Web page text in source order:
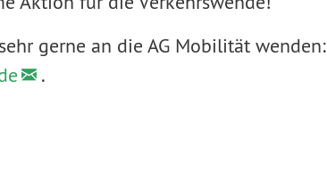
gerne an die AG Mobilität wenden:
.